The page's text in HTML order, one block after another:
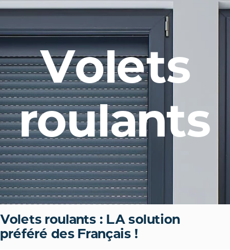
Volets
roulants
Volets roulants : LA solution
préféré des Français !